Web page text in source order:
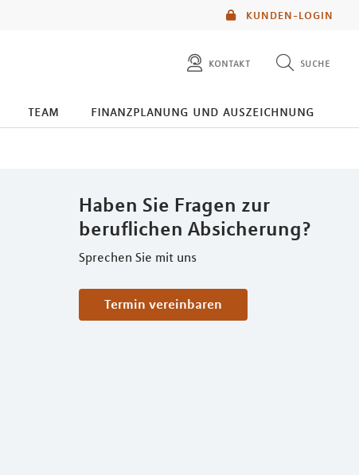
KUNDEN-LOGIN
kontakt suche
diese website durchsuchen
team finanzplanung und auszeichnung
Haben Sie Fragen zur
beruflichen Absicherung?
Sprechen Sie mit uns
Termin vereinbaren